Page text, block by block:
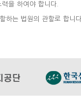
을 하여야 합니다.
하는 법원의 관할로 합니다.